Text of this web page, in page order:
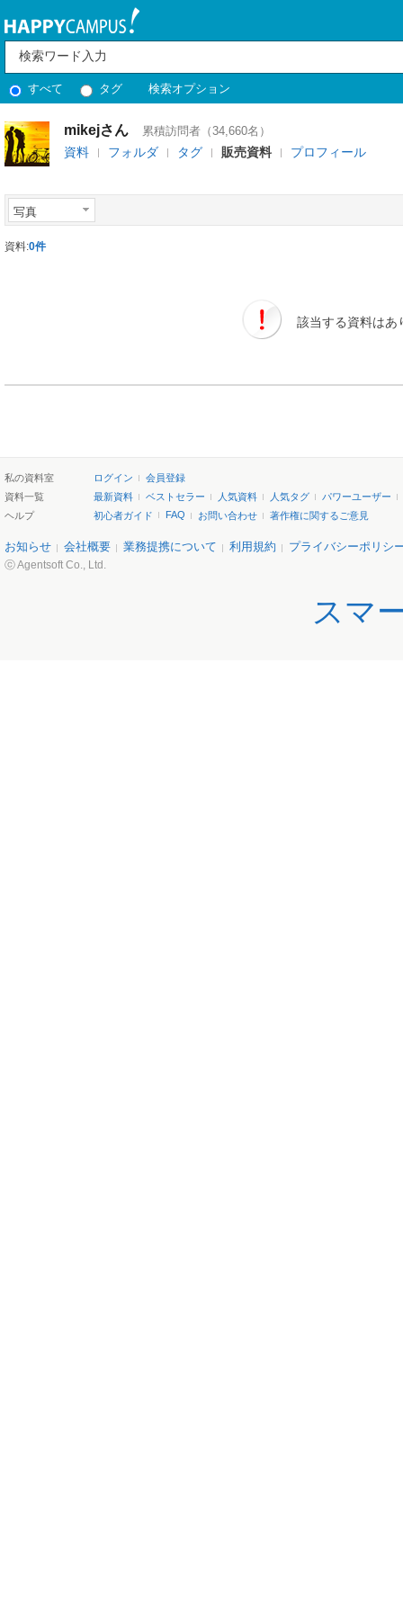
すべて タグ 検索オプション
mikejさん 累積訪問者（34,660名）
資料 フォルダ タグ 販売資料 プロフィール
写真
資料:0件
該当する資料はあ
私の資料室 ログイン
会員登録
資料一覧
最新資料 ベストセラー 人気資料 人気タグ
パワーユーザー
ヘルプ
初心者ガイド FAQ お問い合わせ 著作権に関するご意見
お知らせ 会社概要 業務提携について 利用規約 プライバシーポリシ
ⓒ Agentsoft Co., Ltd.
スマ